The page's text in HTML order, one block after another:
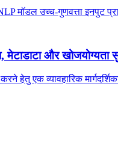
उच्च‑गुणवत्ता इनपुट
और खोजयोग्यता
हेतु एक व्यावहारिक